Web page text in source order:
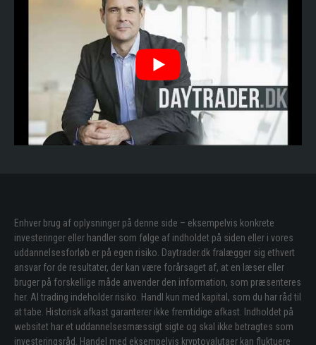
Enhver brug af oplysninger på denne side – eksempelvis konkrete
investeringer eller handler som følge af indholdet på siden eller i vores
uddannelsesforløb er på egen risiko. Daytrader.dk fralægger sig ethvert
ansvar for de resultater, der kan være forårsaget af, at en læser eller
bruger på forskellige måde anvender den information, som præsenteres
her. Al trading indeholder risiko. Handl kun med kapital, som du har råd til
at tabe. Historisk afkast garanterer ikke fremtidige afkast. Indholdet på
websitet har et uddannelsesmæssigt sigte og skal ikke betragtes som
investeringsråd. Handel med eksempelvis kryptovalutaer kan fluktuere